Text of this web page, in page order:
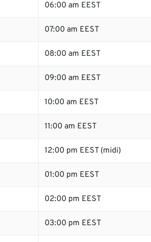
06:00 am EEST
07:00 am EEST
08:00 am EEST
09:00 am EEST
10:00 am EEST
11:00 am EEST
12:00 pm EEST (midi)
01:00 pm EEST
02:00 pm EEST
03:00 pm EEST